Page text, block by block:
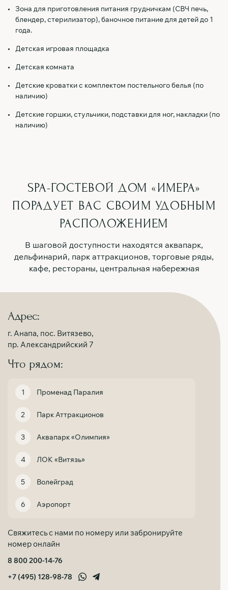
Зона для приготовления питания грудничкам (СВЧ печь,
блендер, стерилизатор), баночное питание для детей до 1
года.
Детская игровая площадка
Детская комната
Детские кроватки с комплектом постельного белья (по
наличию)
Детские горшки, стульчики, подставки для ног, накладки (по
наличию)
SPA-ГОСТЕВОЙ ДОМ «ИМЕРА»
ПОРАДУЕТ ВАС СВОИМ УДОБНЫМ
РАСПОЛОЖЕНИЕМ
В шаговой доступности находятся аквапарк,
дельфинарий, парк аттракционов, торговые ряды,
кафе, рестораны, центральная набережная
Адрес:
г. Анапа, пос. Витязево,
пр. Александрийский 7
Что рядом:
Променад Паралия
Парк Аттракционов
Аквапарк «Олимпия»
ЛОК «Витязь»
Волейград
Аэропорт
Свяжитесь с нами по номеру или забронируйте
номер онлайн
8 800 200-14-76
+7 (495) 128-98-78